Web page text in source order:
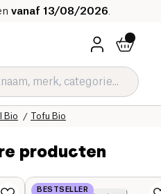
vanaf 13/08/2026
Tofu Bio
Bio
Specifieke Diëten
producten
BESTSELLER